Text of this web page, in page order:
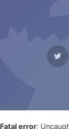
Fatal error: